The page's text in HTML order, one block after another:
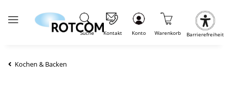
Suche Kontakt Konto Warenkorb Barrierefreiheit
Kochen & Backen